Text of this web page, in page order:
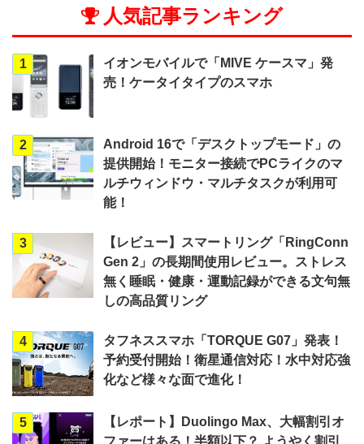
人気記事ランキング
1
イオンモバイルで「MIVE ケースマ」発
売！ケータイタイプのスマホ
2
Android 16で「デスクトップモード」の
提供開始！モニター接続でPCライクのマ
ルチウィンドウ・マルチタスクが利用可
能！
3
【レビュー】スマートリング「RingConn
Gen 2」の長期間使用レビュー。ストレス
無く睡眠・健康・運動記録ができる文句無
しの高品質リング
4
タフネススマホ「TORQUE G07」発表！
予約受付開始！衛星通信対応！水中対応強
化など様々な面で進化！
5
【レポート】Duolingo Max、大幅割引オ
ファーはある！半額以下？ ようやく割引